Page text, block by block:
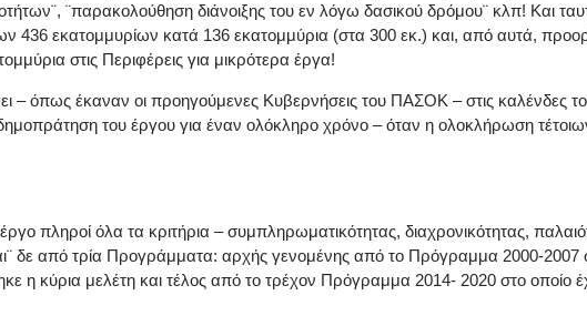
¨παρακολούθηση διάνοιξης του εν λόγω δασικού δρόμου¨ κλπ! Και
436 εκατομμυρίων κατά 136 εκατομμύρια (στα 300 εκ.) και, από αυτά,
στις Περιφέρεις για μικρότερα έργα!
– όπως έκαναν οι προηγούμενες Κυβερνήσεις του ΠΑΣΟΚ – στις καλένδες
του έργου για έναν ολόκληρο χρόνο – όταν η ολοκλήρωση
πληροί όλα τα κριτήρια – συμπληρωματικότητας, διαχρονικότητας,
δε από τρία Προγράμματα: αρχής γενομένης από το Πρόγραμμα 2000-2007
κύρια μελέτη και τέλος από το τρέχον Πρόγραμμα 2014- 2020 στο οποίο